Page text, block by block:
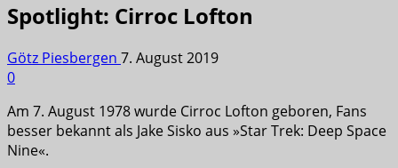
Spotlight: Cirroc Lofton
Götz Piesbergen 7. August 2019
0
Am 7. August 1978 wurde Cirroc Lofton geboren, Fans
besser bekannt als Jake Sisko aus »Star Trek: Deep Space
Nine«.